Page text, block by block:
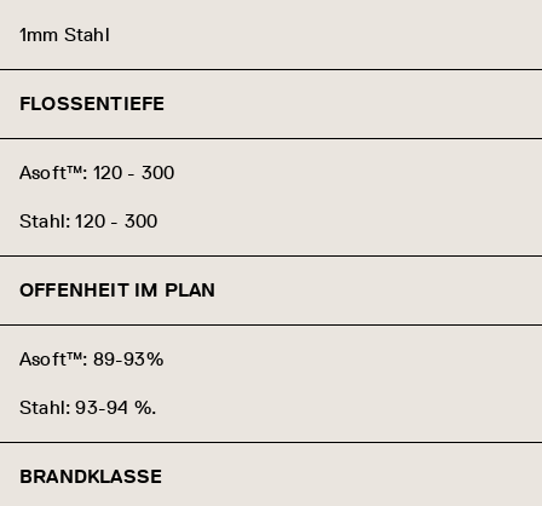
1mm Stahl
FLOSSENTIEFE
Asoft™: 120 - 300
Stahl: 120 - 300
OFFENHEIT IM PLAN
Asoft™: 89-93%
Stahl: 93-94 %.
BRANDKLASSE